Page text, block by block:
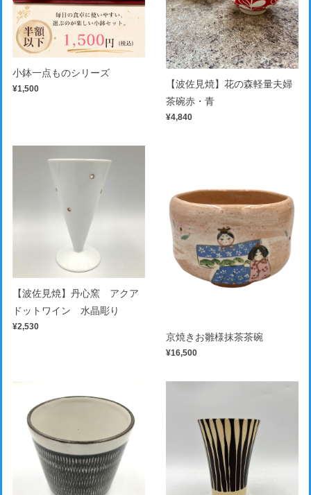
小鉢一点ものシリーズ
¥1,500
【波佐見焼】花の森軽量夫婦
茶碗赤・青
¥4,840
【波佐見焼】丹心窯 アクア
ドットワイン 水晶彫り
¥2,530
京焼きお雛様抹茶茶碗
¥16,500